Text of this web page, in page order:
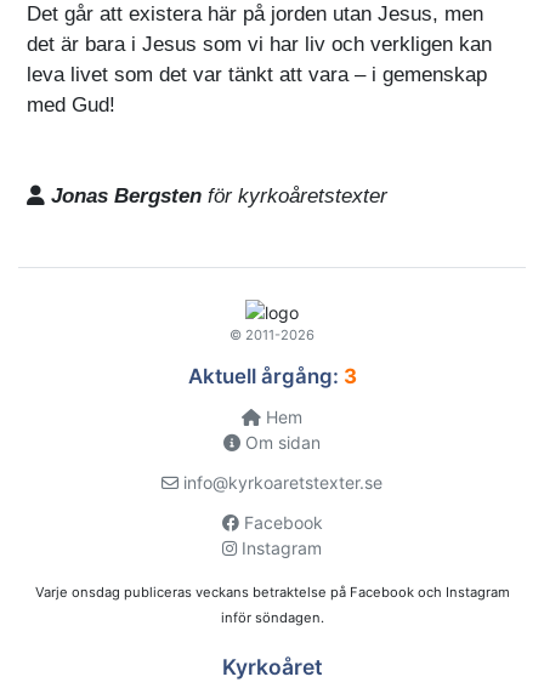
Det går att existera här på jorden utan Jesus, men
det är bara i Jesus som vi har liv och verkligen kan
leva livet som det var tänkt att vara – i gemenskap
med Gud!
Jonas Bergsten för kyrkoåretstexter
© 2011-2026
Aktuell årgång: 3
Hem
Om sidan
info@kyrkoaretstexter.se
Facebook
Instagram
Varje onsdag publiceras veckans betraktelse på Facebook och Instagram
inför söndagen.
Kyrkoåret